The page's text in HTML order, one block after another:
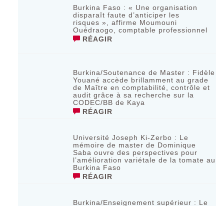
Burkina Faso : « Une organisation
disparaît faute d’anticiper les
risques », affirme Moumouni
Ouédraogo, comptable professionnel
RÉAGIR
Burkina/Soutenance de Master : Fidèle
Youané accède brillamment au grade
de Maître en comptabilité, contrôle et
audit grâce à sa recherche sur la
CODEC/BB de Kaya
RÉAGIR
Université Joseph Ki-Zerbo : Le
mémoire de master de Dominique
Saba ouvre des perspectives pour
l’amélioration variétale de la tomate au
Burkina Faso
RÉAGIR
Burkina/Enseignement supérieur : Le